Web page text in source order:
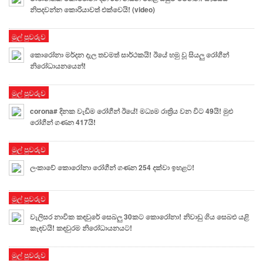
නිපදවන්න කොරියාවත් එක්වෙයි! (video)
මුල් පුවරුව
කොරෝනා මර්දන දැල තවමත් සාර්ථකයි! ඊයේ හමු වූ සියලු රෝගීන්
නිරෝධායනයෙන්!
මුල් පුවරුව
corona# දිනක වැඩිම රෝගීන් ඊයේ! මධ්‍යම රාත්‍රිය⁣ වන විට 49යි! මුළු
රෝගීන් ගණන 417යි!
මුල් පුවරුව
ලංකාවේ කොරෝනා රෝගීන් ගණන 254 දක්වා ඉහළට!
මුල් පුවරුව
වැලිසර නාවික කඳවුරේ සෙබලු 30කට කොරෝනා! නිවාඩු ගිය සෙබළු යළි
කැඳවයි! කඳවුරම නිරෝධායනයට!
මුල් පුවරුව